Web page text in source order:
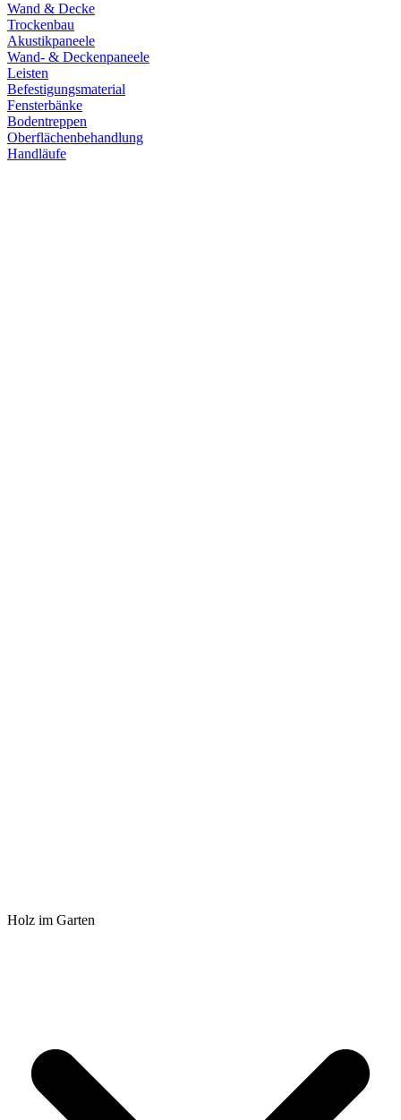
Wand & Decke
Trockenbau
Akustikpaneele
Wand- & Deckenpaneele
Leisten
Befestigungsmaterial
Fensterbänke
Bodentreppen
Oberflächenbehandlung
Handläufe
Holz im Garten